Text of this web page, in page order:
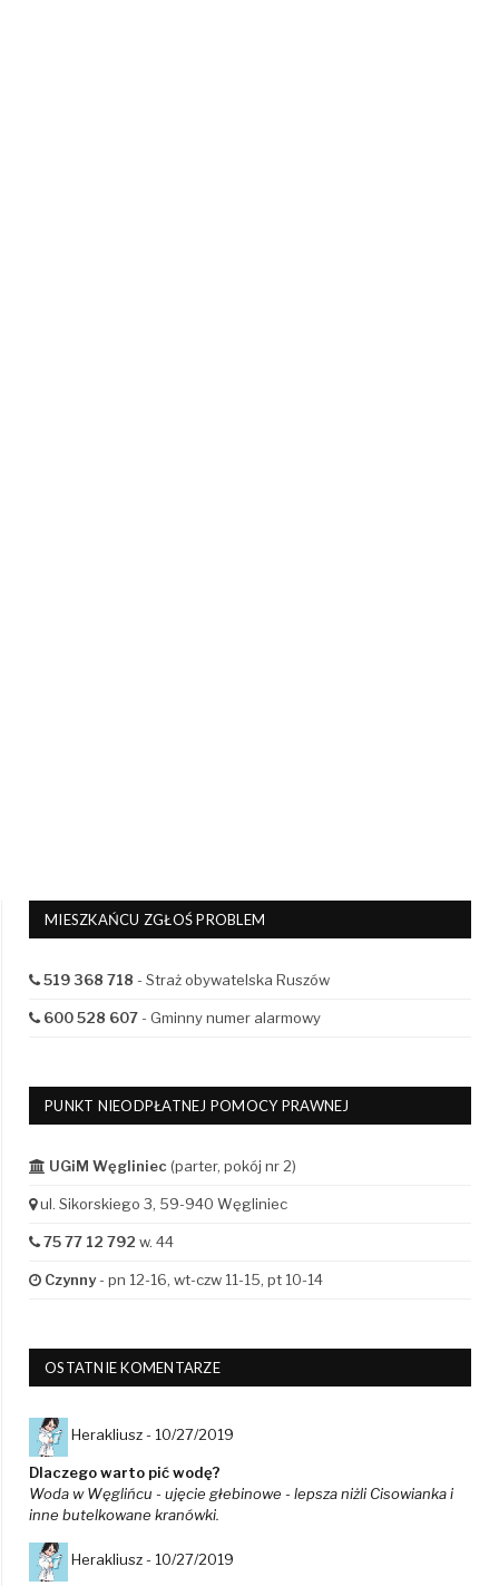
MIESZKAŃCU ZGŁOŚ PROBLEM
519 368 718 - Straż obywatelska Ruszów
600 528 607- Gminny numer alarmowy
PUNKT NIEODPŁATNEJ POMOCY PRAWNEJ
UGiM Węgliniec (parter, pokój nr 2)
ul. Sikorskiego 3, 59-940 Węgliniec
75 77 12 792 w. 44
Czynny- pn 12-16, wt-czw 11-15, pt 10-14
OSTATNIE KOMENTARZE
Herakliusz - 10/27/2019
Dlaczego warto pić wodę?
Woda w Węglińcu - ujęcie głebinowe - lepsza niżli Cisowianka i
inne butelkowane kranówki.
Herakliusz - 10/27/2019